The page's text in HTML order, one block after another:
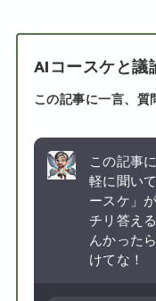
AIコースケと議
この記事に一言、質
この記事
軽に聞い
ースケ」
チリ答え
んかった
けてな！